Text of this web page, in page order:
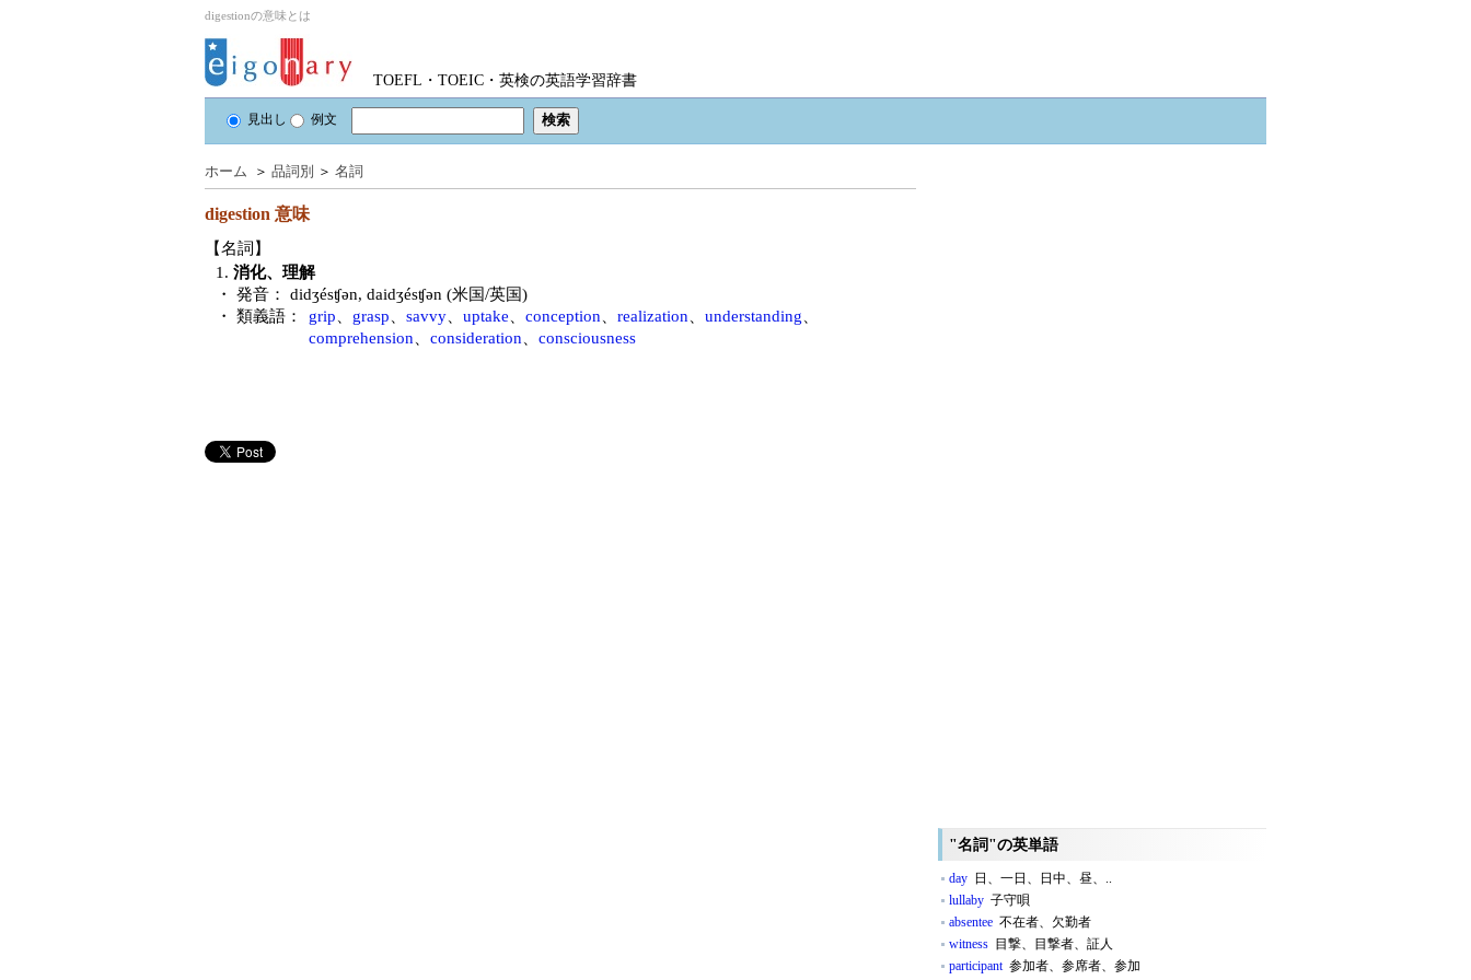
digestionの意味とは
TOEFL・TOEIC・英検の英語学習辞書
見出し 例文
ホーム ＞ 品詞別 ＞ 名詞
digestion 意味
【名詞】
1. 消化、理解
・ 発音：
didʒésʧən, daidʒésʧən (米国/英国)
・ 類義語：
grip grasp savvy uptake conception realization understanding
comprehension
consideration consciousness
"名詞"の英単語
day 日、一日、日中、昼、..
lullaby 子守唄
absentee 不在者、欠勤者
witness 目撃、目撃者、証人
participant参加者、参席者、参加